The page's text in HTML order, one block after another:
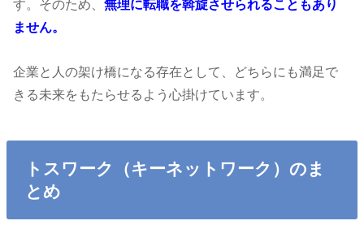
す。そのため、無理に転職を斡旋させられることもあり
ません。
企業と人の架け橋になる存在として、どちらにも満足で
きる未来をもたらせるよう心掛けています。
トスワーク（キーネットワーク）のま
とめ